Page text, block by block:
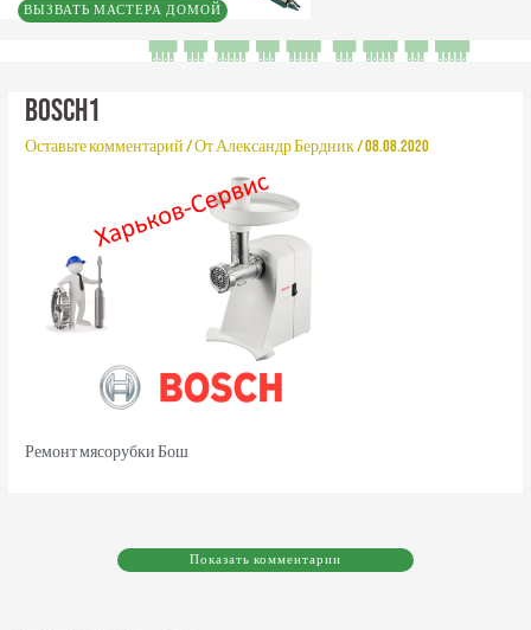
ВЫЗВАТЬ МАСТЕРА ДОМОЙ
BOSCH1
Оставьте комментарий/ ОтАлександр Бердник/08.08.2020
Ремонт мясорубки Бош
Показать комментарии